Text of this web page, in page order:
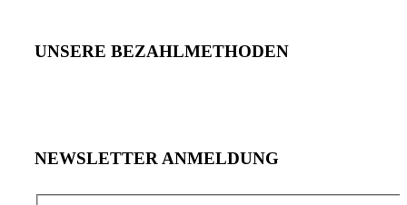
UNSERE BEZAHLMETHODEN
NEWSLETTER ANMELDUNG